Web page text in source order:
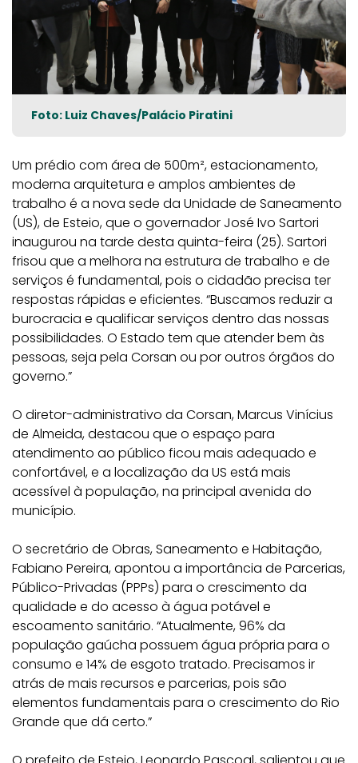
Foto: Luiz Chaves/Palácio Piratini
Um prédio com área de 500m², estacionamento,
moderna arquitetura e amplos ambientes de
trabalho é a nova sede da Unidade de Saneamento
(US), de Esteio, que o governador José Ivo Sartori
inaugurou na tarde desta quinta-feira (25). Sartori
frisou que a melhora na estrutura de trabalho e de
serviços é fundamental, pois o cidadão precisa ter
respostas rápidas e eficientes. “Buscamos reduzir a
burocracia e qualificar serviços dentro das nossas
possibilidades. O Estado tem que atender bem às
pessoas, seja pela Corsan ou por outros órgãos do
governo.”
O diretor-administrativo da Corsan, Marcus Vinícius
de Almeida, destacou que o espaço para
atendimento ao público ficou mais adequado e
confortável, e a localização da US está mais
acessível à população, na principal avenida do
município.
O secretário de Obras, Saneamento e Habitação,
Fabiano Pereira, apontou a importância de Parcerias,
Público-Privadas (PPPs) para o crescimento da
qualidade e do acesso à água potável e
escoamento sanitário. “Atualmente, 96% da
população gaúcha possuem água própria para o
consumo e 14% de esgoto tratado. Precisamos ir
atrás de mais recursos e parcerias, pois são
elementos fundamentais para o crescimento do Rio
Grande que dá certo.”